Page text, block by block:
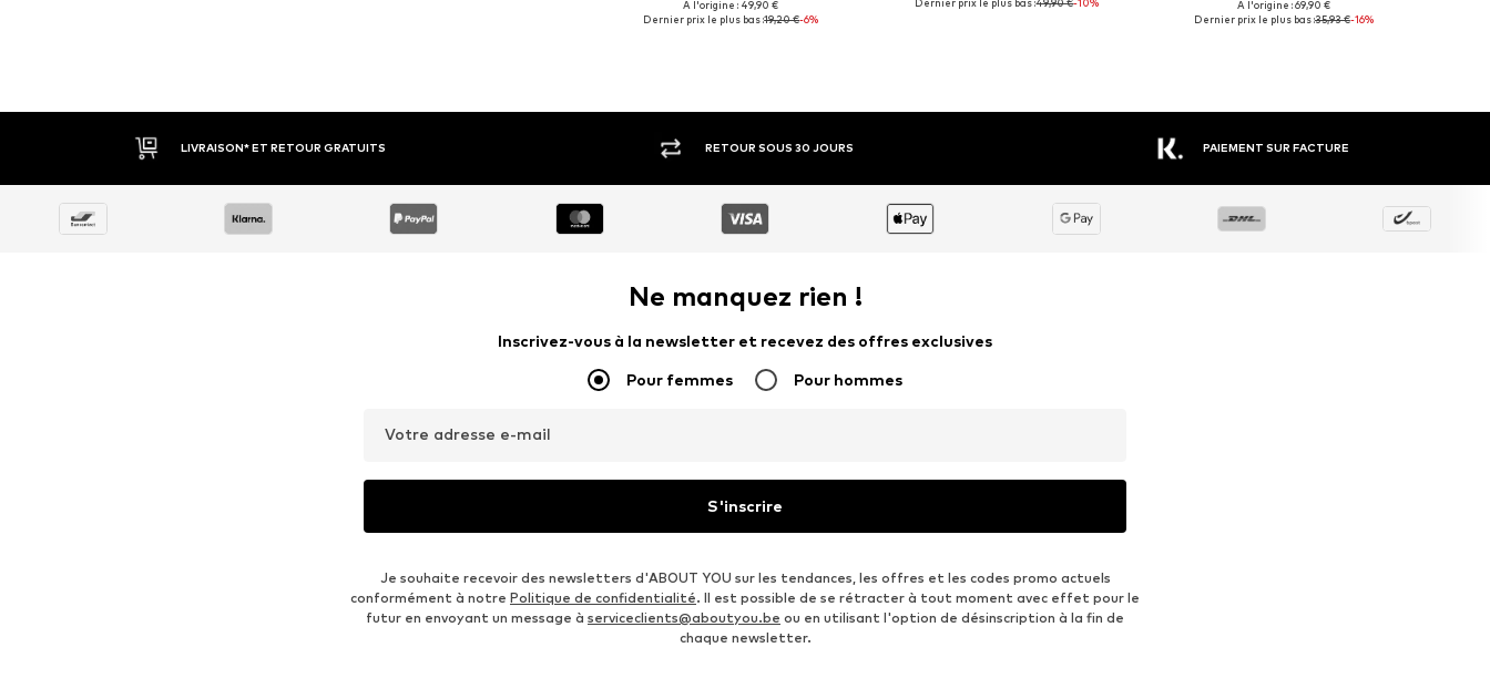
Tailles disponibles: One Size
À l'origine : 49,90 €
Dernier prix le plus bas :19,20 €-6%
Tailles disponibles: One Size Tailles disponibles: One Size
À l'origine : 69,90 €
Dernier prix le plus bas :35,93 €-16%
LIVRAISON* ET RETOUR GRATUITS RETOUR SOUS 30 JOURS PAIEMENT SUR FACTURE
Ne manquez rien !
Inscrivez-vous à la newsletter et recevez des offres exclusives
Pour femmes Pour hommes
Votre adresse e-mail
S'inscrire
Je souhaite recevoir des newsletters d'ABOUT YOU sur les tendances, les offres et les codes promo actuels
conformément à notre Politique de confidentialité. Il est possible de se rétracter à tout moment avec effet pour le
futur en envoyant un message à serviceclients@aboutyou.be ou en utilisant l'option de désinscription à la fin de
chaque newsletter.